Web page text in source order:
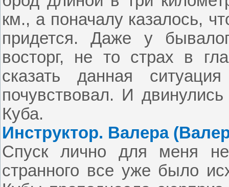
км., а поначалу казалось,
придется. Даже у
восторг, не то страх в
сказать данная
почувствовал. И
Куба.
Инструктор. Валера
Спуск лично для меня не
странного все уже было